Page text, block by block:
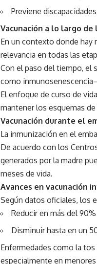
Previene
Vacunación a lo largo de
En un contexto donde hay
relevancia en todas las
Con el paso del tiempo,
como
El enfoque de curso de
mantener los esquemas
Vacunación durante el
La inmunización en el
De acuerdo con los
generados por la madre
meses de vida.
Avances en vacunación
Según datos oficiales, los
Reducir en más del
Disminuir hasta en un
Enfermedades como la
especialmente en